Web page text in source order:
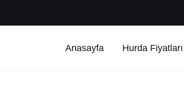
Anasayfa Hurda Fiyatları